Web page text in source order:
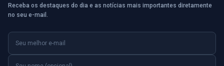
Receba os destaques do dia e as notícias mais importantes diretamente
no seu e-mail.
E-mail
Nome (opcional)